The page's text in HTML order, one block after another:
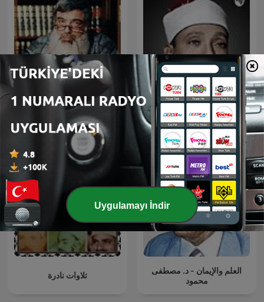
Timurtaş Uçar — Vaaz
قرآن كريم مجود بصوت الشيخ
عبد الباسط عبد الصمد صدقة
جارية
تلاوات نادرة
العلم والإيمان - د. مصطفى
محمود
Uygulamayı İndir